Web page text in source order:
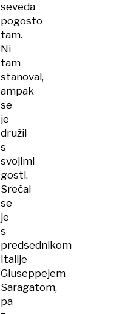
seveda
pogosto
tam.
Ni
tam
stanoval,
ampak
se
je
družil
s
svojimi
gosti.
Srečal
se
je
s
predsednikom
Italije
Giuseppejem
Saragatom,
pa